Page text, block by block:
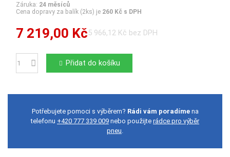
Záruka: 24 měsíců
Cena dopravy za balík (2ks) je 260 Kč s DPH
7 219,00 Kč5 966,12 Kč bez DPH
Počet Přidat do košíku
Potřebujete pomoci s výběrem? Rádi vám poradímena
telefonu +420 777 339 009 nebo použijte rádce pro výběr
pneu.